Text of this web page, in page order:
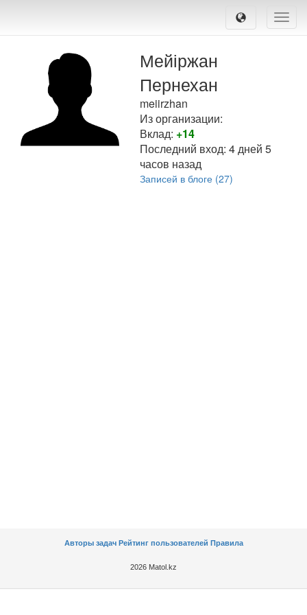
Toggle
Мейіржан
Пернехан
meiirzhan
Из организации:
Вклад: +14
Последний вход:4 дней 5
часов назад
Записей в блоге (27)
Авторы задач Рейтинг пользователей Правила
2026 Matol.kz